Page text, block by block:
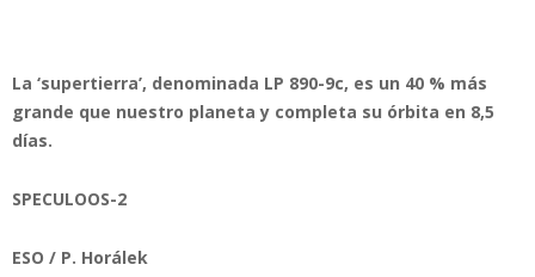
La ‘supertierra’, denominada LP 890-9c, es un 40 % más
grande que nuestro planeta y completa su órbita en 8,5
días.
SPECULOOS-2
ESO / P. Horálek